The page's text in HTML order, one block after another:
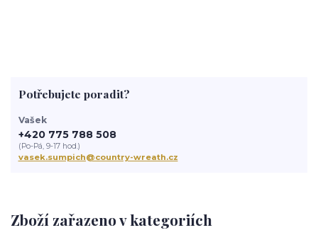
Zboží zařazeno v kategoriích
Potřebujete poradit?
Vašek
+420 775 788 508
(Po-Pá, 9-17 hod.)
vasek.sumpich@country-wreath.cz